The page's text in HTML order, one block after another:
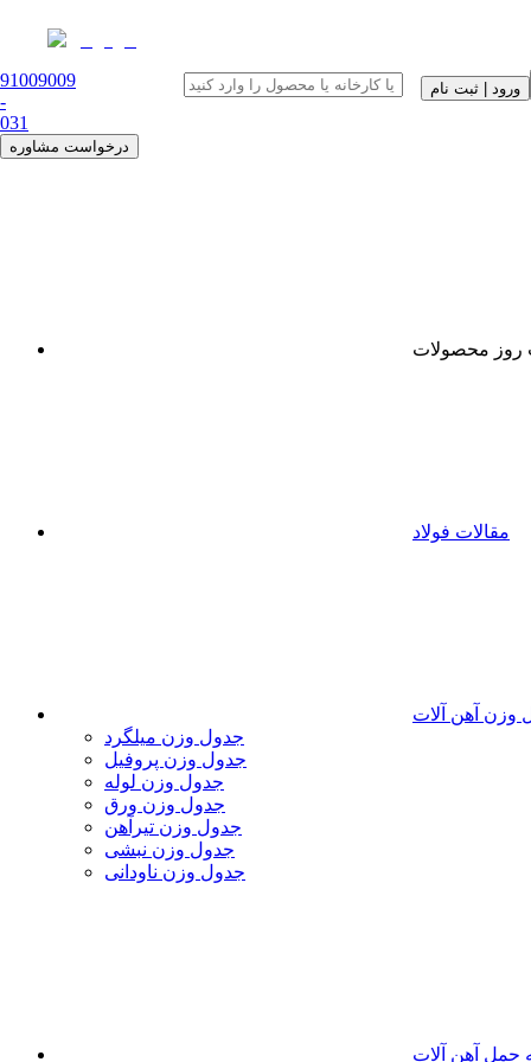
91009009
-
031
درخواست مشاوره
ورود | ثبت نام
روز محصولات
مقالات فولاد
وزن آهن آلات
جدول وزن میلگرد
جدول وزن پروفیل
جدول وزن لوله
جدول وزن ورق
جدول وزن تیرآهن
جدول وزن نبشی
جدول وزن ناودانی
حمل آهن آلات